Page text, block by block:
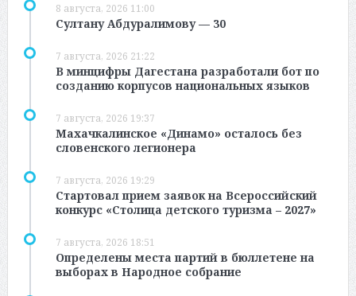
8 августа, 2026 11:00
Султану Абдуралимову — 30
7 августа, 2026 21:22
В минцифры Дагестана разработали бот по
созданию корпусов национальных языков
7 августа, 2026 19:37
Махачкалинское «Динамо» осталось без
словенского легионера
7 августа, 2026 19:29
Стартовал прием заявок на Всероссийский
конкурс «Столица детского туризма – 2027»
7 августа, 2026 18:51
Определены места партий в бюллетене на
выборах в Народное собрание